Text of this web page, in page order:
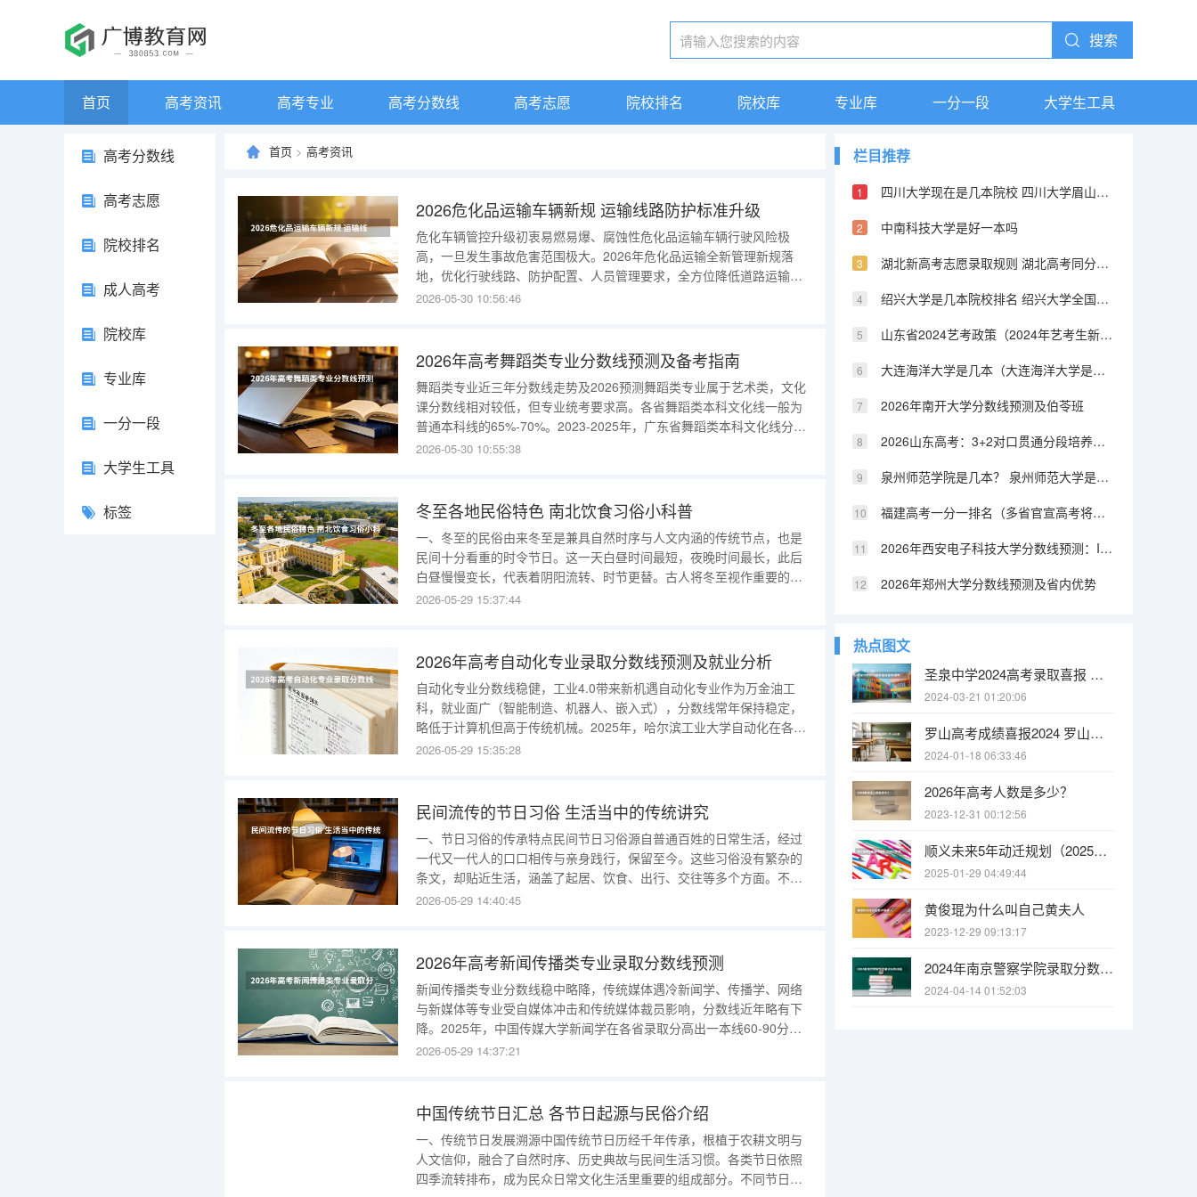
搜索
首页 高考资讯 高考专业 高考分数线 高考志愿 院校排名 院校库 专业库 一分一段 大学生工具
高考分数线
高考志愿
院校排名
成人高考
院校库
专业库
一分一段
大学生工具
标签
首页 > 高考资讯
2026危化品运输车辆新规 运输线路防护标准升级
危化车辆管控升级初衷易燃易爆、腐蚀性危化品运输车辆行驶风险极
高，一旦发生事故危害范围极大。2026年危化品运输全新管理新规落
地，优化行驶线路、防护配置、人员管理要求，全方位降低道路运输安
全事故概率。行驶线路与时段管控危化运输车辆禁止驶入城市核心城
降低意外碰撞风险。车辆防护
2026-05-30 10:56:46
2026年高考舞蹈类专业分数线预测及备考指南
舞蹈类专业近三年分数线走势及2026预测舞蹈类专业属于艺术类，文化
课分数线相对较低，但专业统考要求高。各省舞蹈类本科文化线一般为
普通本科线的65%-70%。2023-2025年，广东省舞蹈类本科文化线分别
为：255分、260分、265分；专业统考本科合格线稳定在150分左右
2026-05-30 10:55:38
冬至各地民俗特色 南北饮食习俗小科普
一、冬至的民俗由来冬至是兼具自然时序与人文内涵的传统节点，也是
民间十分看重的时令节日。这一天白昼时间最短，夜晚时间最长，此后
白昼慢慢变长，代表着阴阳流转、时节更替。古人将冬至视作重要的日
子，逐步形成了各类民俗活动与生活习惯，各地也结合本土环境，发展
制作美食、共享餐食，氛围
2026-05-29 15:37:44
2026年高考自动化专业录取分数线预测及就业分析
自动化专业分数线稳健，工业4.0带来新机遇自动化专业作为万金油工
科，就业面广（智能制造、机器人、嵌入式），分数线常年保持稳定，
略低于计算机但高于传统机械。2025年，哈尔滨工业大学自动化在各省
高出一本线90-120分；普通一本自动化在一本线上40-70分。2026年预
2026-05-29 15:35:28
民间流传的节日习俗 生活当中的传统讲究
一、节日习俗的传承特点民间节日习俗源自普通百姓的日常生活，经过
一代又一代人的口口相传与亲身践行，保留至今。这些习俗没有繁杂的
条文，却贴近生活，涵盖了起居、饮食、出行、交往等多个方面。不同
地区的习俗各有特色，但大多寄托着人们对美好生活的向往。二、岁首
人们准备各类食材与生活用
2026-05-29 14:40:45
2026年高考新闻传播类专业录取分数线预测
新闻传播类专业分数线稳中略降，传统媒体遇冷新闻学、传播学、网络
与新媒体等专业受自媒体冲击和传统媒体裁员影响，分数线近年略有下
降。2025年，中国传媒大学新闻学在各省录取分高出一本线60-90分，
相比五年前下降10-15分；普通一本新传专业在一本线上20-40分。2026
2026-05-29 14:37:21
中国传统节日汇总 各节日起源与民俗介绍
一、传统节日发展溯源中国传统节日历经千年传承，根植于农耕文明与
人文信仰，融合了自然时序、历史典故与民间生活习惯。各类节日依照
四季流转排布，成为民众日常文化生活里重要的组成部分。不同节日有
栏目推荐
四川大学现在是几本院校 四川大学眉山校区是几本
中南科技大学是好一本吗
湖北新高考志愿录取规则 湖北高考同分投档排序规则是怎样的?
绍兴大学是几本院校排名 绍兴大学全国综合排名
山东省2024艺考政策（2024年艺考生新政策）
大连海洋大学是几本（大连海洋大学是一本还是二本）
2026年南开大学分数线预测及伯苓班
2026山东高考：3+2对口贯通分段培养资格线392分，低分上本科的另一条路
泉州师范学院是几本？ 泉州师范大学是几本
福建高考一分一排名（多省官宣高考将实行“3+1+2”模式）
2026年西安电子科技大学分数线预测：IT界的硬核211
2026年郑州大学分数线预测及省内优势
热点图文
圣泉中学2024高考录取喜报 肥东圣泉中学高考升学率
2024-03-21 01:20:06
罗山高考成绩喜报2024 罗山县高级中学校本部的教学成绩
2024-01-18 06:33:46
2026年高考人数是多少？
2023-12-31 00:12:56
顺义未来5年动迁规划（2025年顺义地区大集的具体时间安排是怎样的）
2025-01-29 04:49:44
黄俊琨为什么叫自己黄夫人
2023-12-29 09:13:17
2024年南京警察学院录取分数线是多少？
2024-04-14 01:52:03